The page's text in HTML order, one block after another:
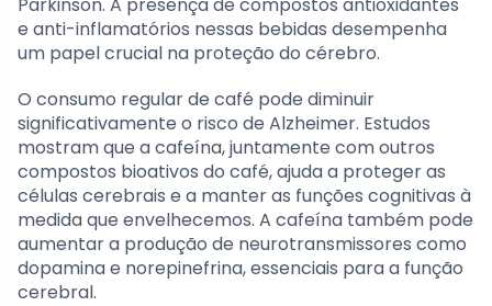
e anti-inflamatórios nessas bebidas desempenha
um papel crucial na proteção do cérebro.
O consumo regular de café pode diminuir
significativamente o risco de Alzheimer. Estudos
mostram que a cafeína, juntamente com outros
compostos bioativos do café, ajuda a proteger as
células cerebrais e a manter as funções cognitivas à
medida que envelhecemos. A cafeína também pode
aumentar a produção de neurotransmissores como
dopamina e norepinefrina, essenciais para a função
cerebral.